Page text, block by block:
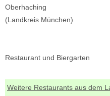
Oberhaching
(Landkreis München)
Restaurant und Biergarten
Weitere Restaurants aus dem